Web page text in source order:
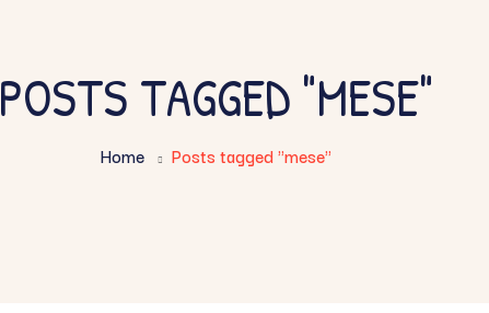
POSTS TAGGED "MESE"
Home Posts tagged "mese"